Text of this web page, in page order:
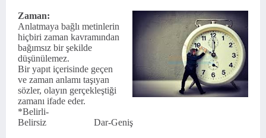
Zaman:
Anlatmaya bağlı metinlerin
hiçbiri zaman kavra­mından
bağımsız bir şekilde
düşünülemez.
Bir yapıt içerisinde geçen
ve zaman anlamı ta­şıyan
sözler, olayın gerçekleştiği
zamanı ifade eder.
*Belirli-
Belirsiz
Dar-Geniş